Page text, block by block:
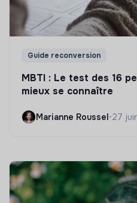
Guide reconversion
MBTI : Le test des 16
mieux se connaître
Marianne Roussel•27